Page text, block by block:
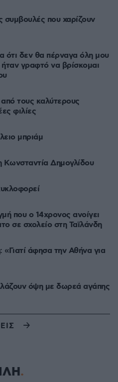
συμβουλές που χαρίζουν
ότι δεν θα πέρναγα όλη μου
γραφτό να βρίσκομαι
από τους καλύτερους
φιλίες
μπριάμ
Δημογλίδου
που ο 14χρονος ανοίγει
σε σχολείο στη Ταϊλάνδη
άφησα την Αθήνα για
όψη με δωρεά αγάπης